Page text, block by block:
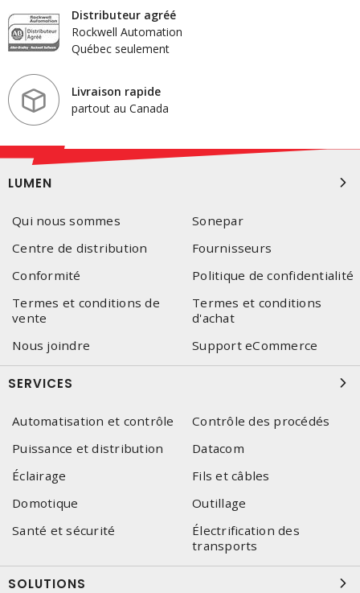
Distributeur agréé
Rockwell Automation
Québec seulement
Livraison rapide
partout au Canada
LUMEN
Qui nous sommes
Sonepar
Centre de distribution
Fournisseurs
Conformité
Politique de confidentialité
Termes et conditions de
vente
Termes et conditions
d'achat
Nous joindre
Support eCommerce
SERVICES
Automatisation et contrôle
Contrôle des procédés
Puissance et distribution
Datacom
Éclairage
Fils et câbles
Domotique
Outillage
Santé et sécurité
Électrification des
transports
SOLUTIONS